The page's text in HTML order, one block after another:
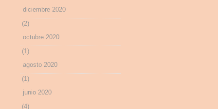
diciembre 2020
(2)
octubre 2020
(1)
agosto 2020
(1)
junio 2020
(4)